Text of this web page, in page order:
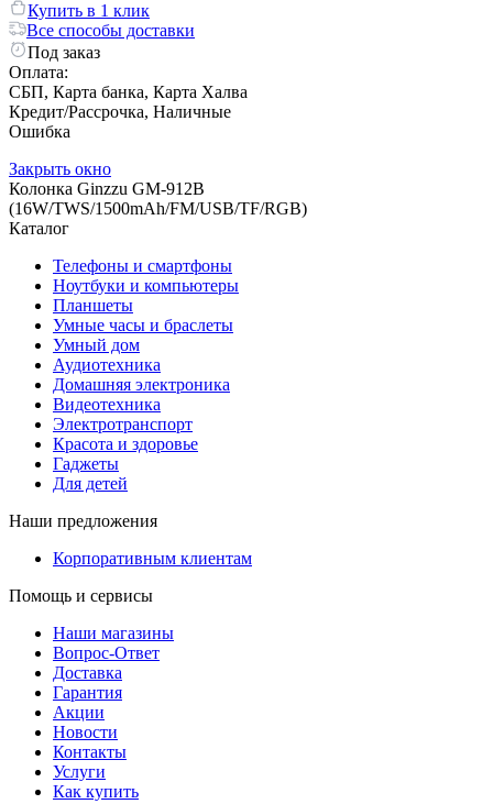
Купить в 1 клик
Все способы доставки
Под заказ
Оплата:
СБП, Карта банка, Карта Халва
Кредит/Рассрочка, Наличные
Ошибка
Закрыть окно
Колонка Ginzzu GM-912B
(16W/TWS/1500mAh/FM/USB/TF/RGB)
Каталог
Телефоны и смартфоны
Ноутбуки и компьютеры
Планшеты
Умные часы и браслеты
Умный дом
Аудиотехника
Домашняя электроника
Видеотехника
Электротранспорт
Красота и здоровье
Гаджеты
Для детей
Наши предложения
Корпоративным клиентам
Помощь и сервисы
Наши магазины
Вопрос-Ответ
Доставка
Гарантия
Акции
Новости
Контакты
Услуги
Как купить